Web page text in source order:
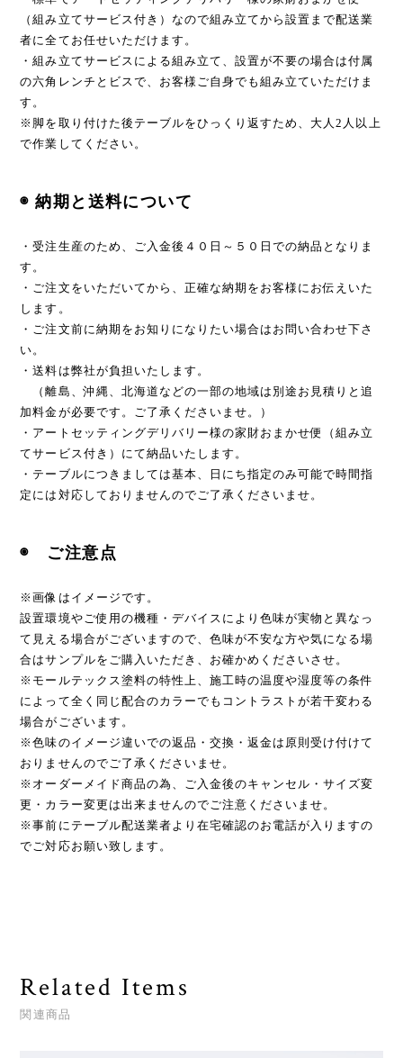
（組み立てサービス付き）なので組み立てから設置まで配送業
者に全てお任せいただけます。
・組み立てサービスによる組み立て、設置が不要の場合は付属
の六角レンチとビスで、お客様ご自身でも組み立ていただけま
す。
※脚を取り付けた後テーブルをひっくり返すため、大人2人以上
で作業してください。
◉ 納期と送料について
・受注生産のため、ご入金後４０日～５０日での納品となりま
す。
・ご注文をいただいてから、正確な納期をお客様にお伝えいた
します。
・ご注文前に納期をお知りになりたい場合はお問い合わせ下さ
い。
・送料は弊社が負担いたします。
（離島、沖縄、北海道などの一部の地域は別途お見積りと追
加料金が必要です。ご了承くださいませ。）
・アートセッティングデリバリー様の家財おまかせ便（組み立
てサービス付き）にて納品いたします。
・テーブルにつきましては基本、日にち指定のみ可能で時間指
定には対応しておりませんのでご了承くださいませ。
◉ ご注意点
※画像はイメージです。
設置環境やご使用の機種・デバイスにより色味が実物と異なっ
て見える場合がございますので、色味が不安な方や気になる場
合はサンプルをご購入いただき、お確かめくださいさせ。
※モールテックス塗料の特性上、施工時の温度や湿度等の条件
によって全く同じ配合のカラーでもコントラストが若干変わる
場合がございます。
※色味のイメージ違いでの返品・交換・返金は原則受け付けて
おりませんのでご了承くださいませ。
※オーダーメイド商品の為、ご入金後のキャンセル・サイズ変
更・カラー変更は出来ませんのでご注意くださいませ。
※事前にテーブル配送業者より在宅確認のお電話が入りますの
でご対応お願い致します。
Related Items
関連商品